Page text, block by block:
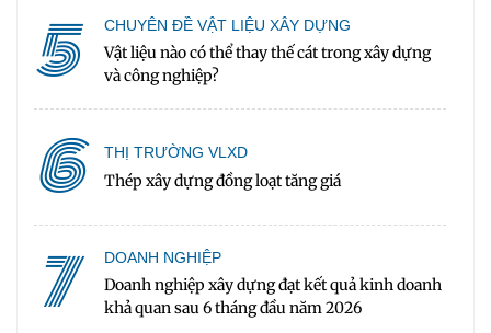
5 CHUYÊN ĐỀ VẬT LIỆU XÂY DỰNG
Vật liệu nào có thể thay thế cát trong xây dựng
và công nghiệp?
6 THỊ TRƯỜNG VLXD
Thép xây dựng đồng loạt tăng giá
7 DOANH NGHIỆP
Doanh nghiệp xây dựng đạt kết quả kinh doanh
khả quan sau 6 tháng đầu năm 2026